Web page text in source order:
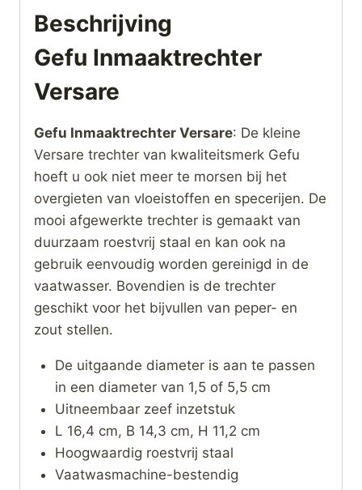
Beschrijving
Gefu Inmaaktrechter
Versare
Gefu Inmaaktrechter Versare: De kleine
Versare trechter van kwaliteitsmerk Gefu
hoeft u ook niet meer te morsen bij het
overgieten van vloeistoffen en specerijen. De
mooi afgewerkte trechter is gemaakt van
duurzaam roestvrij staal en kan ook na
gebruik eenvoudig worden gereinigd in de
vaatwasser. Bovendien is de trechter
geschikt voor het bijvullen van peper- en
zout stellen.
De uitgaande diameter is aan te passen
in een diameter van 1,5 of 5,5 cm
Uitneembaar zeef inzetstuk
L 16,4 cm, B 14,3 cm, H 11,2 cm
Hoogwaardig roestvrij staal
Vaatwasmachine-bestendig